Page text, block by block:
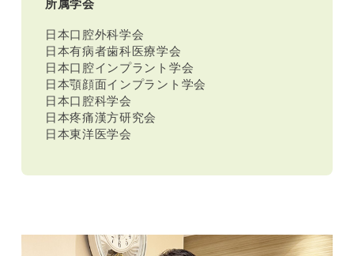
所属学会
日本口腔外科学会
日本有病者歯科医療学会
日本口腔インプラント学会
日本顎顔面インプラント学会
日本口腔科学会
日本疼痛漢方研究会
日本東洋医学会